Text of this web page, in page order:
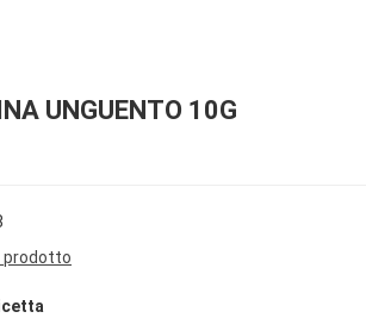
UNGUENTO 10G
prodotto